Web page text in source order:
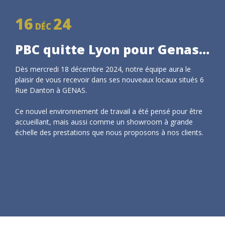
/
/
16 DÉC 24
PBC quitte Lyon pour Genas…
Dès mercredi 18 décembre 2024, notre équipe aura le
plaisir de vous recevoir dans ses nouveaux locaux situés 6
Rue Danton à GENAS.
Ce nouvel environnement de travail a été pensé pour être
accueillant, mais aussi comme un showroom à grande
échelle des prestations que nous proposons à nos clients.